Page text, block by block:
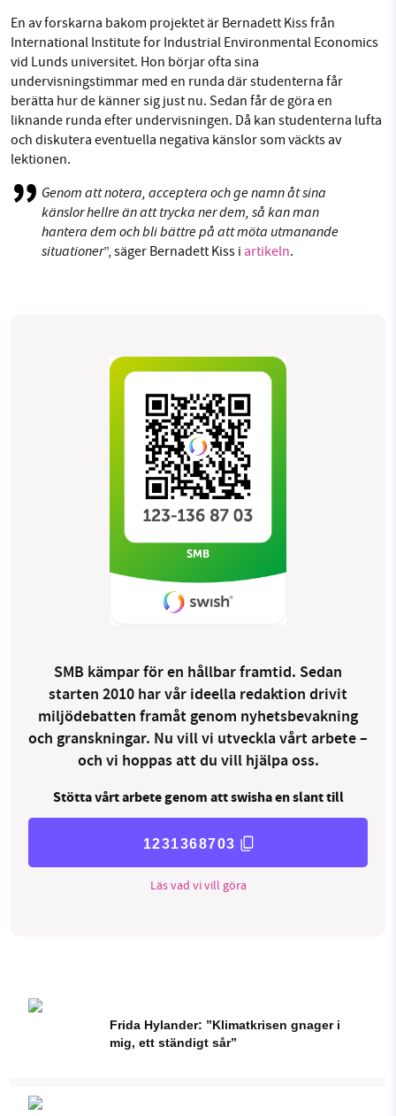
En av forskarna bakom projektet är Bernadett Kiss från
International Institute for Industrial Environmental Economics
vid Lunds universitet. Hon börjar ofta sina
undervisningstimmar med en runda där studenterna får
berätta hur de känner sig just nu. Sedan får de göra en
liknande runda efter undervisningen. Då kan studenterna lufta
och diskutera eventuella negativa känslor som väckts av
lektionen.
Genom att notera, acceptera och ge namn åt sina
känslor hellre än att trycka ner dem, så kan man
hantera dem och bli bättre på att möta utmanande
situationer”, säger Bernadett Kiss i artikeln.
SMB kämpar för en hållbar framtid. Sedan
starten 2010 har vår ideella redaktion drivit
miljödebatten framåt genom nyhetsbevakning
och granskningar. Nu vill vi utveckla vårt arbete –
och vi hoppas att du vill hjälpa oss.
Stötta vårt arbete genom att swisha en slant till
1231368703
Läs vad vi vill göra
Frida Hylander: ”Klimatkrisen gnager i
mig, ett ständigt sår”